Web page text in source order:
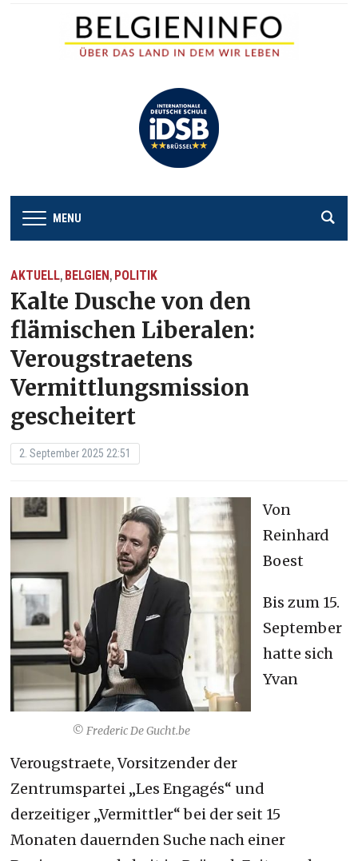
MENU
AKTUELL, BELGIEN, POLITIK
Kalte Dusche von den
flämischen Liberalen:
Verougstraetens
Vermittlungsmission
gescheitert
2. September 2025 22:51
© Frederic De Gucht.be
Von
Reinhard
Boest
Bis zum 15.
September
hatte sich
Yvan
Verougstraete, Vorsitzender der
Zentrumspartei „Les Engagés“ und
derzeitiger „Vermittler“ bei der seit 15
Monaten dauernden Suche nach einer